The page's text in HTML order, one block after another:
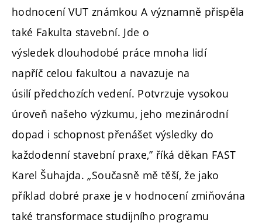
hodnocení VUT známkou A významně přispěla
také Fakulta stavební. Jde o
výsledek dlouhodobé práce mnoha lidí
napříč celou fakultou a navazuje na
úsilí předchozích vedení. Potvrzuje vysokou
úroveň našeho výzkumu, jeho mezinárodní
dopad i schopnost přenášet výsledky do
každodenní stavební praxe,” říká děkan FAST
Karel Šuhajda. „Současně mě těší, že jako
příklad dobré praxe je v hodnocení zmiňována
také transformace studijního programu